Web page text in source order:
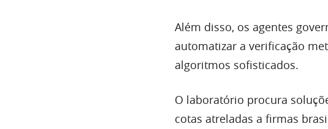
Além disso, os agentes
automatizar a verificação
algoritmos sofisticados.
O laboratório procura
cotas atreladas a firmas